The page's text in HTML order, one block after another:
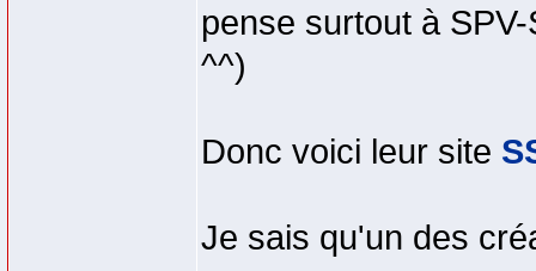
pense surtout à
^^)
Donc voici leur site
Je sais qu'un des